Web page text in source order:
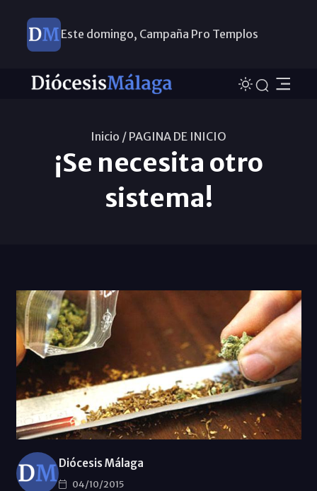
Este domingo, Campaña Pro Templos
Inicio / PAGINA DE INICIO
¡Se necesita otro
sistema!
Diócesis Málaga
04/10/2015